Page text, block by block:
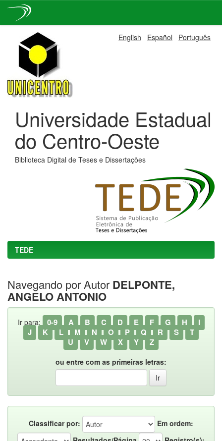
navigation
English Español Português
Universidade Estadual
do Centro-Oeste
Biblioteca Digital de Teses e Dissertações
TEDE
Navegando por Autor DELPONTE,
ANGELO ANTONIO
Ir para: 0-9 A B C D E F G H
I
J
K L M N O P Q R S
T
U
V W X Y Z
ou entre com as primeiras letras:
Classificar por:
Em ordem: